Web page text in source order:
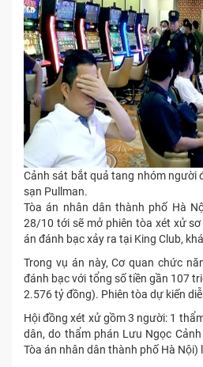
Cảnh sát bắt quả tang nhóm người
sạn Pullman.
Tòa án nhân dân thành phố Hà
28/10 tới sẽ mở phiên tòa xét xử
án đánh bạc xảy ra tại King Club,
Trong vụ án này, Cơ quan chức
đánh bạc với tổng số tiền gần 107
2.576 tỷ đồng). Phiên tòa dự kiến
Hội đồng xét xử gồm 3 người: 1
dân, do thẩm phán Lưu Ngọc
Tòa án nhân dân thành phố Hà Nội)